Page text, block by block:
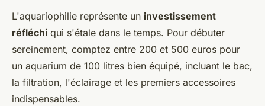
L'aquariophilie représente un investissement
réfléchi qui s'étale dans le temps. Pour débuter
sereinement, comptez entre 200 et 500 euros pour
un aquarium de 100 litres bien équipé, incluant le bac,
la filtration, l'éclairage et les premiers accessoires
indispensables.